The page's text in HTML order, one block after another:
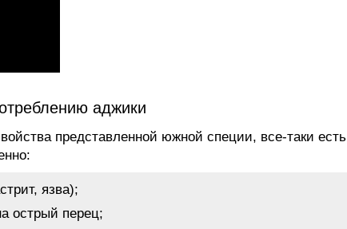
аджики
представленной южной специи, все-таки есть
язва);
острый перец;